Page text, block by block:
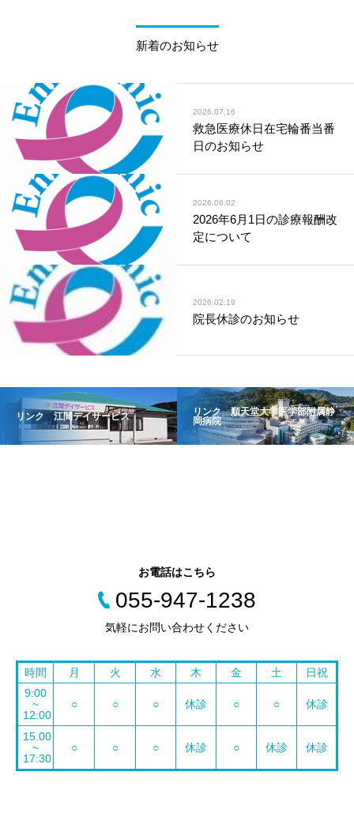
新着のお知らせ
2026.07.16
救急医療休日在宅輪番当番
日のお知らせ
2026.06.02
2026年6月1日の診療報酬改
定について
2026.02.19
院長休診のお知らせ
リンク 江間デイサービス
リンク 順天堂大学医学部附属静
岡病院
お電話はこちら
055-947-1238
気軽にお問い合わせください
時間 月 火 水 木 金 土
日祝
9:00
~
12:00
○ ○ ○ 休診 ○ ○ 休診
15.00
~
17:30
○ ○ ○ 休診 ○ 休診 休診